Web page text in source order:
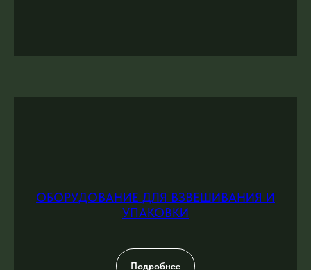
ОБОРУДОВАНИЕ ДЛЯ ВЗВЕШИВАНИЯ И
УПАКОВКИ
Подробнее